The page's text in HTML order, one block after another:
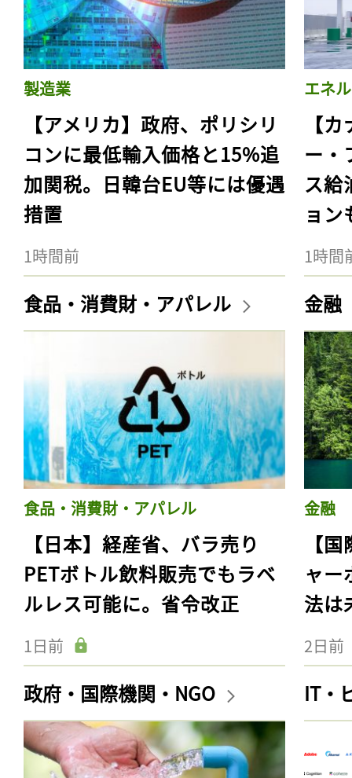
製造業
【アメリカ】政府、ポリシリ
コンに最低輸入価格と15%追
加関税。日韓台EU等には優遇
措置
1時間前
エネ
【
ー・
ス給
ョン
1時間
食品・消費財・アパレル
食品・消費財・アパレル
【日本】経産省、バラ売り
PETボトル飲料販売でもラベ
ルレス可能に。省令改正
1日前
金融
金融
【
ャー
法は
2日前
政府・国際機関・NGO IT・